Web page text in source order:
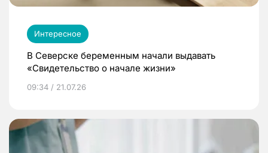
Интересное
В Северске беременным начали выдавать
«Свидетельство о начале жизни»
09:34 / 21.07.26